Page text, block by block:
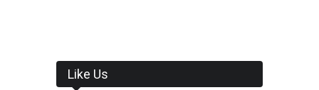
Like Us